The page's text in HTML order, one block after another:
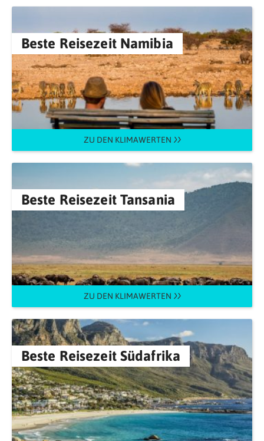
Beste Reisezeit Namibia
ZU DEN KLIMAWERTEN
Beste Reisezeit Tansania
ZU DEN KLIMAWERTEN
Beste Reisezeit Südafrika